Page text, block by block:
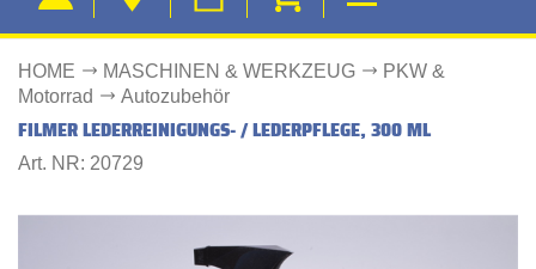
HOME MASCHINEN & WERKZEUG
PKW &
Motorrad
Autozubehör
FILMER LEDERREINIGUNGS- / LEDERPFLEGE, 300 ML
Art. NR: 20729